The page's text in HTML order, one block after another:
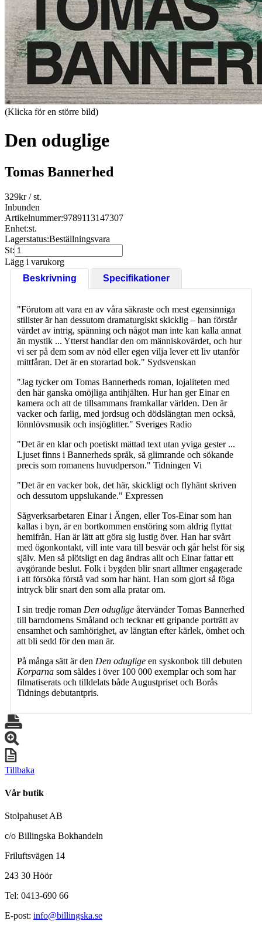
(Klicka för en större bild)
Den oduglige
Tomas Bannerhed
329kr/ st.
Inbunden
Artikelnummer:9789113147307
Enhet:st.
Lagerstatus:Beställningsvara
St:
Lägg i varukorg
Beskrivning
Specifikationer
"Förutom att vara en av våra säkraste och mest egensinniga
stilister är han dessutom dramaturgiskt skicklig – han förstår
värdet av intrig, spänning och något man inte kan kalla annat
än mystik ... Ytterst handlar den om människovärdet, och hur
vi ser på dem som av nöd eller egen vilja lever ett liv utanför
mittfåran. Det är en storartad bok." Sydsvenskan
"Jag tycker om Tomas Bannerheds roman, lojaliteten med
den här ganska omöjliga antihjälten. Hur han ger Einar en
kamera och att de tillsammans framkallar världen. Den är
vacker och farlig, med jordsug och dödslängtan men också,
lönnlövsmusik och insjöglitter." Sveriges Radio
"Det är en klar och poetiskt mättad text utan yviga gester ...
Ljuset finns i Bannerheds språk, så glimrande och sökande
precis som romanens huvudperson." Tidningen Vi
"Det är en vacker bok, det här, skickligt och flyhänt skriven
och dessutom uppslukande." Expressen
Sågverksarbetaren Einar i Ängen, eller Tos-Einar som han
kallas i byn, är en bortkommen enstöring som aldrig flyttat
hemifrån. Han är lätt att göra sig lustig över. Han har svårt
med ögonkontakt, vill inte vara till besvär och går helst för sig
själv. Men så plötsligt en dag ändras allt och Einar fattar ett
avgörande beslut. Folk i bygden blir snart alltmer engagerade
i att försöka förstå vad som har hänt. Han som gjort så föga
intryck blir snart den som alla pratar om.
I sin tredje roman Den oduglige återvänder Tomas Bannerhed
till barndomens Småland och tecknar ett gripande porträtt av
ensamhet och samhörighet, av längtan efter kärlek, ömhet och
att bli sedd för den man är.
På många sätt är den Den oduglige en syskonbok till debuten
Korparna som såldes i över 100 000 exemplar och som har
filmatiserats och tilldelats både Augustpriset och Borås
Tidnings debutantpris.
Tillbaka
Vår butik
Stolpahuset AB
c/o Billingska Bokhandeln
Friluftsvägen 14
243 30 Höör
Tel: 0413-690 66
E-post: info@billingska.se